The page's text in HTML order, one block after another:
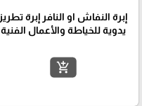
إبرة النفاش او النافر إبرة تطريز
يدوية للخياطة والأعمال الفنية
add_shopping_cart